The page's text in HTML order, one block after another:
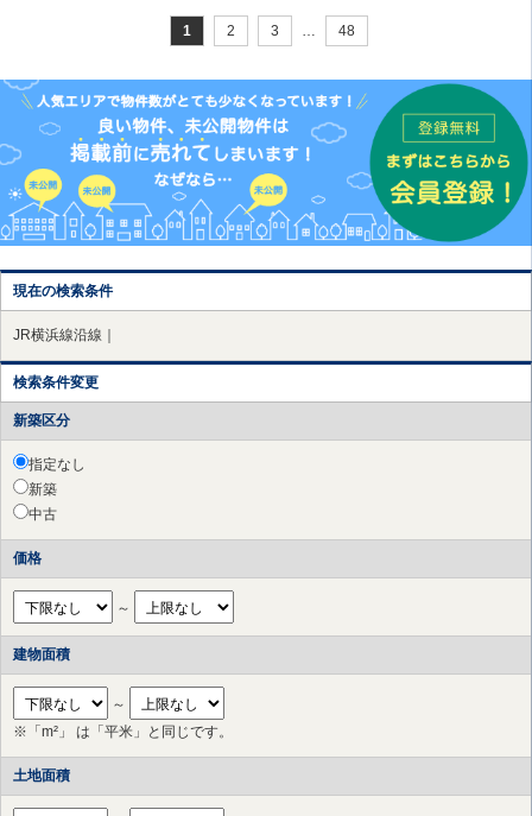
1 2 3 48
現在の検索条件
JR横浜線沿線｜
検索条件変更
新築区分
指定なし
新築
中古
価格
～
建物面積
～
※「m²」 は「平米」と同じです。
土地面積